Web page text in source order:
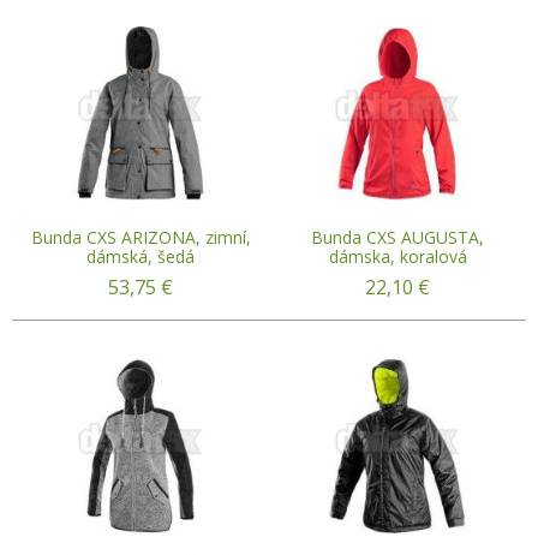
Bunda CXS ARIZONA, zimní,
dámská, šedá
53,75 €
Bunda CXS AUGUSTA,
dámska, koralová
22,10 €